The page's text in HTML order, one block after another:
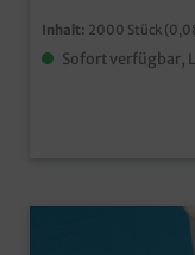
Inhalt: 2000 Stück
Sofort verfügbar,